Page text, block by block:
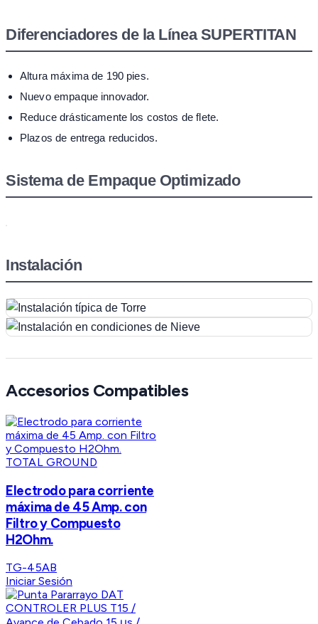
Diferenciadores de la Línea SUPERTITAN
Altura máxima de 190 pies.
Nuevo empaque innovador.
Reduce drásticamente los costos de flete.
Plazos de entrega reducidos.
Sistema de Empaque Optimizado
Instalación
Accesorios Compatibles
TOTAL GROUND
Electrodo para corriente
máxima de 45 Amp. con
Filtro y Compuesto
H2Ohm.
TG-45AB
Iniciar Sesión